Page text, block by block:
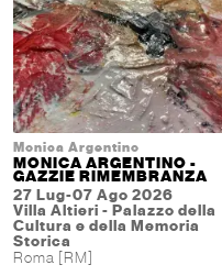
Monica Argentino
MONICA ARGENTINO -
GAZZIE RIMEMBRANZA
27 Lug-07 Ago 2026
Villa Altieri - Palazzo della
Cultura e della Memoria
Storica
Roma [RM]